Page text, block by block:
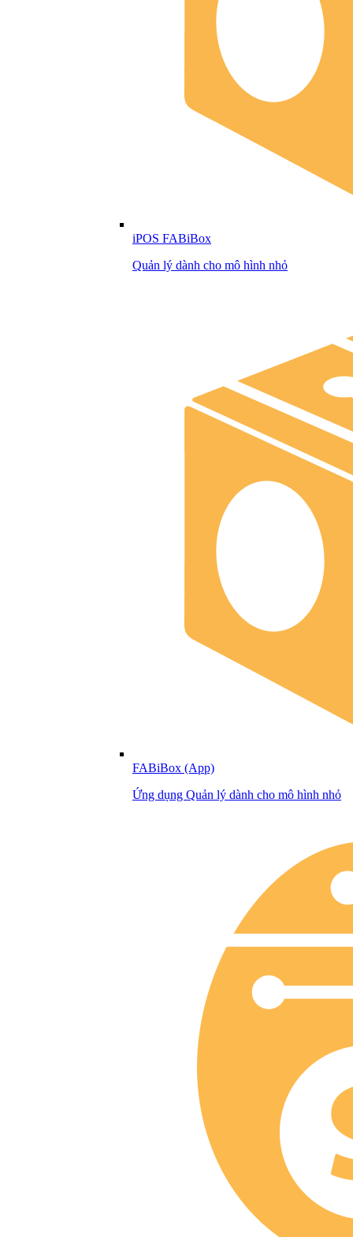
iPOS FABiBox
Quản lý dành cho mô hình nhỏ
FABiBox (App)
Ứng dụng Quản lý dành cho mô hình nhỏ